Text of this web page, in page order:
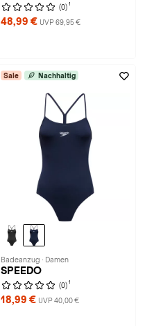
(0) 1
48,99 € UVP 69,95 €
Sale Nachhaltig
Badeanzug · Damen
SPEEDO
(0) 1
18,99 € UVP 40,00 €